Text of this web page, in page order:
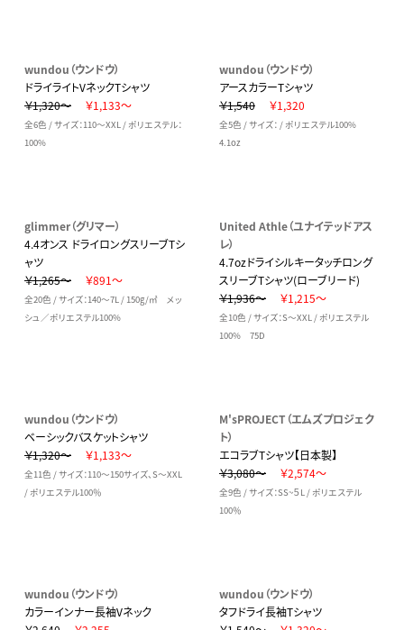
wundou（ウンドウ）
ドライライトVネックTシャツ
￥1,320～
￥1,133～
全6色 / サイズ：110～XXL / ポリエステル：
100%
wundou（ウンドウ）
アースカラーTシャツ
￥1,540
￥1,320
全5色 / サイズ： / ポリエステル100%
4.1oz
glimmer（グリマー）
4.4オンス ドライロングスリーブTシ
ャツ
￥1,265～
￥891～
全20色 / サイズ：140～7L / 150g/㎡ メッ
シュ／ポリエステル100%
United Athle（ユナイテッドアス
レ）
4.7ozドライシルキータッチロング
スリーブTシャツ(ローブリード)
￥1,936～
￥1,215～
全10色 / サイズ：S～XXL / ポリエステル
100% 75D
wundou（ウンドウ）
ベーシックバスケットシャツ
￥1,320～
￥1,133～
全11色 / サイズ：110～150サイズ、S～XXL
/ ポリエステル100％
M'sPROJECT（エムズプロジェク
ト）
エコラブTシャツ【日本製】
￥3,080～
￥2,574～
全9色 / サイズ：SS~５L / ポリエステル
100％
wundou（ウンドウ）
カラーインナー長袖Vネック
wundou（ウンドウ）
タフドライ長袖Tシャツ